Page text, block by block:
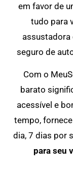
em favor de
tudo para
assustadora
seguro de
Com o
barato
acessível e
tempo,
dia, 7 dias por
para seu